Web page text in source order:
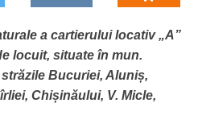
а саrtiеrului locativ „А”
locuit, situate în mun.
Bucuriei, Aluniș,
Chișinăului, V. Micle,